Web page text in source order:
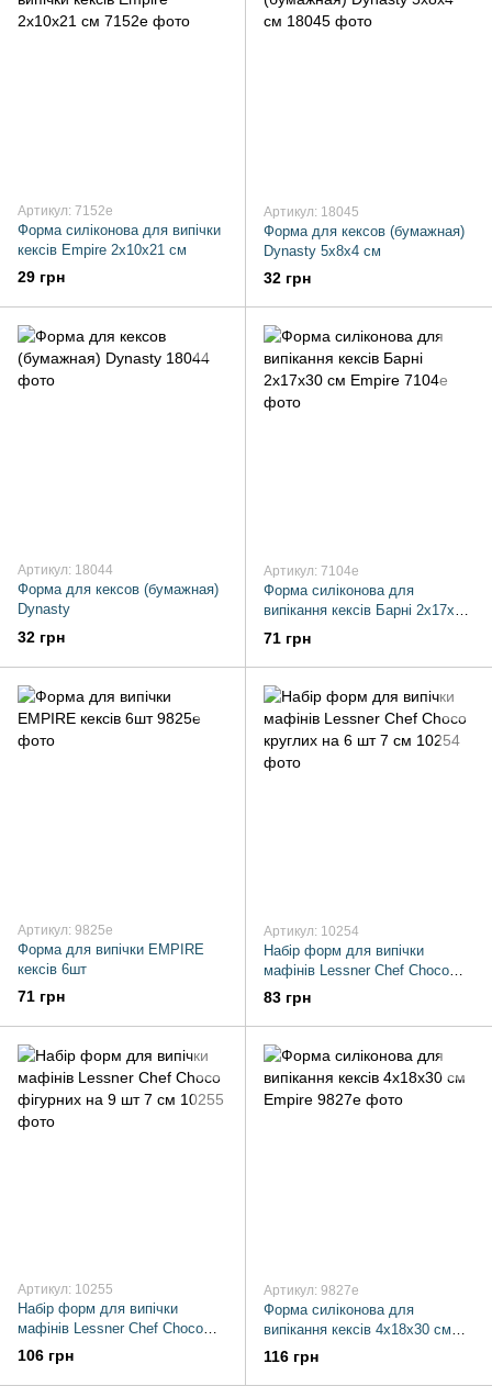
Артикул: 7152e
Форма силіконова для випічки
кексів Empire 2х10х21 см
29 грн
Артикул: 18045
Форма для кексов (бумажная)
Dynasty 5х8х4 см
32 грн
Артикул: 18044
Форма для кексов (бумажная)
Dynasty
32 грн
Артикул: 7104e
Форма силіконова для
випікання кексів Барні 2х17х30
см Empire
71 грн
Артикул: 9825e
Форма для випiчки EMPIRE
кексів 6шт
71 грн
Артикул: 10254
Набір форм для випічки
мафінів Lessner Chef Choco
круглих на 6 шт 7 см
83 грн
Артикул: 10255
Набір форм для випічки
мафінів Lessner Chef Choco
фігурних на 9 шт 7 см
106 грн
Артикул: 9827e
Форма силіконова для
випікання кексів 4х18х30 см
Empire
116 грн